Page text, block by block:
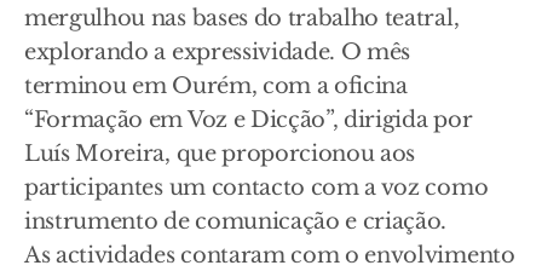
mergulhou nas bases do trabalho teatral,
explorando a expressividade. O mês
terminou em Ourém, com a oficina
“Formação em Voz e Dicção”, dirigida por
Luís Moreira, que proporcionou aos
participantes um contacto com a voz como
instrumento de comunicação e criação.
As actividades contaram com o envolvimento